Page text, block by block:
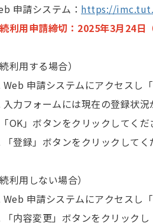
申請システム： https://
利用申請締切：2025年3月24日（
続利用する場合）
申請システムにアクセスし
力フォームには現在の登録状況
」ボタンをクリックしてくだ
登録」ボタンをクリックしてく
続利用しない場合）
申請システムにアクセスし
内容変更」ボタンをクリック